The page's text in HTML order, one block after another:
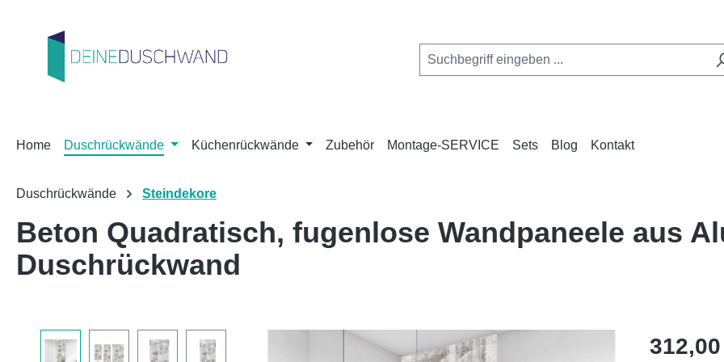
Home Duschrückwände Küchenrückwände Zubehör Montage-SERVICE Sets Blog Kontakt
Duschrückwände Steindekore
Beton Quadratisch, fugenlose Wandpaneele aus
Duschrückwand
Regulärer